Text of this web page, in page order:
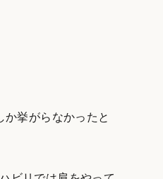
挙がらなかったと